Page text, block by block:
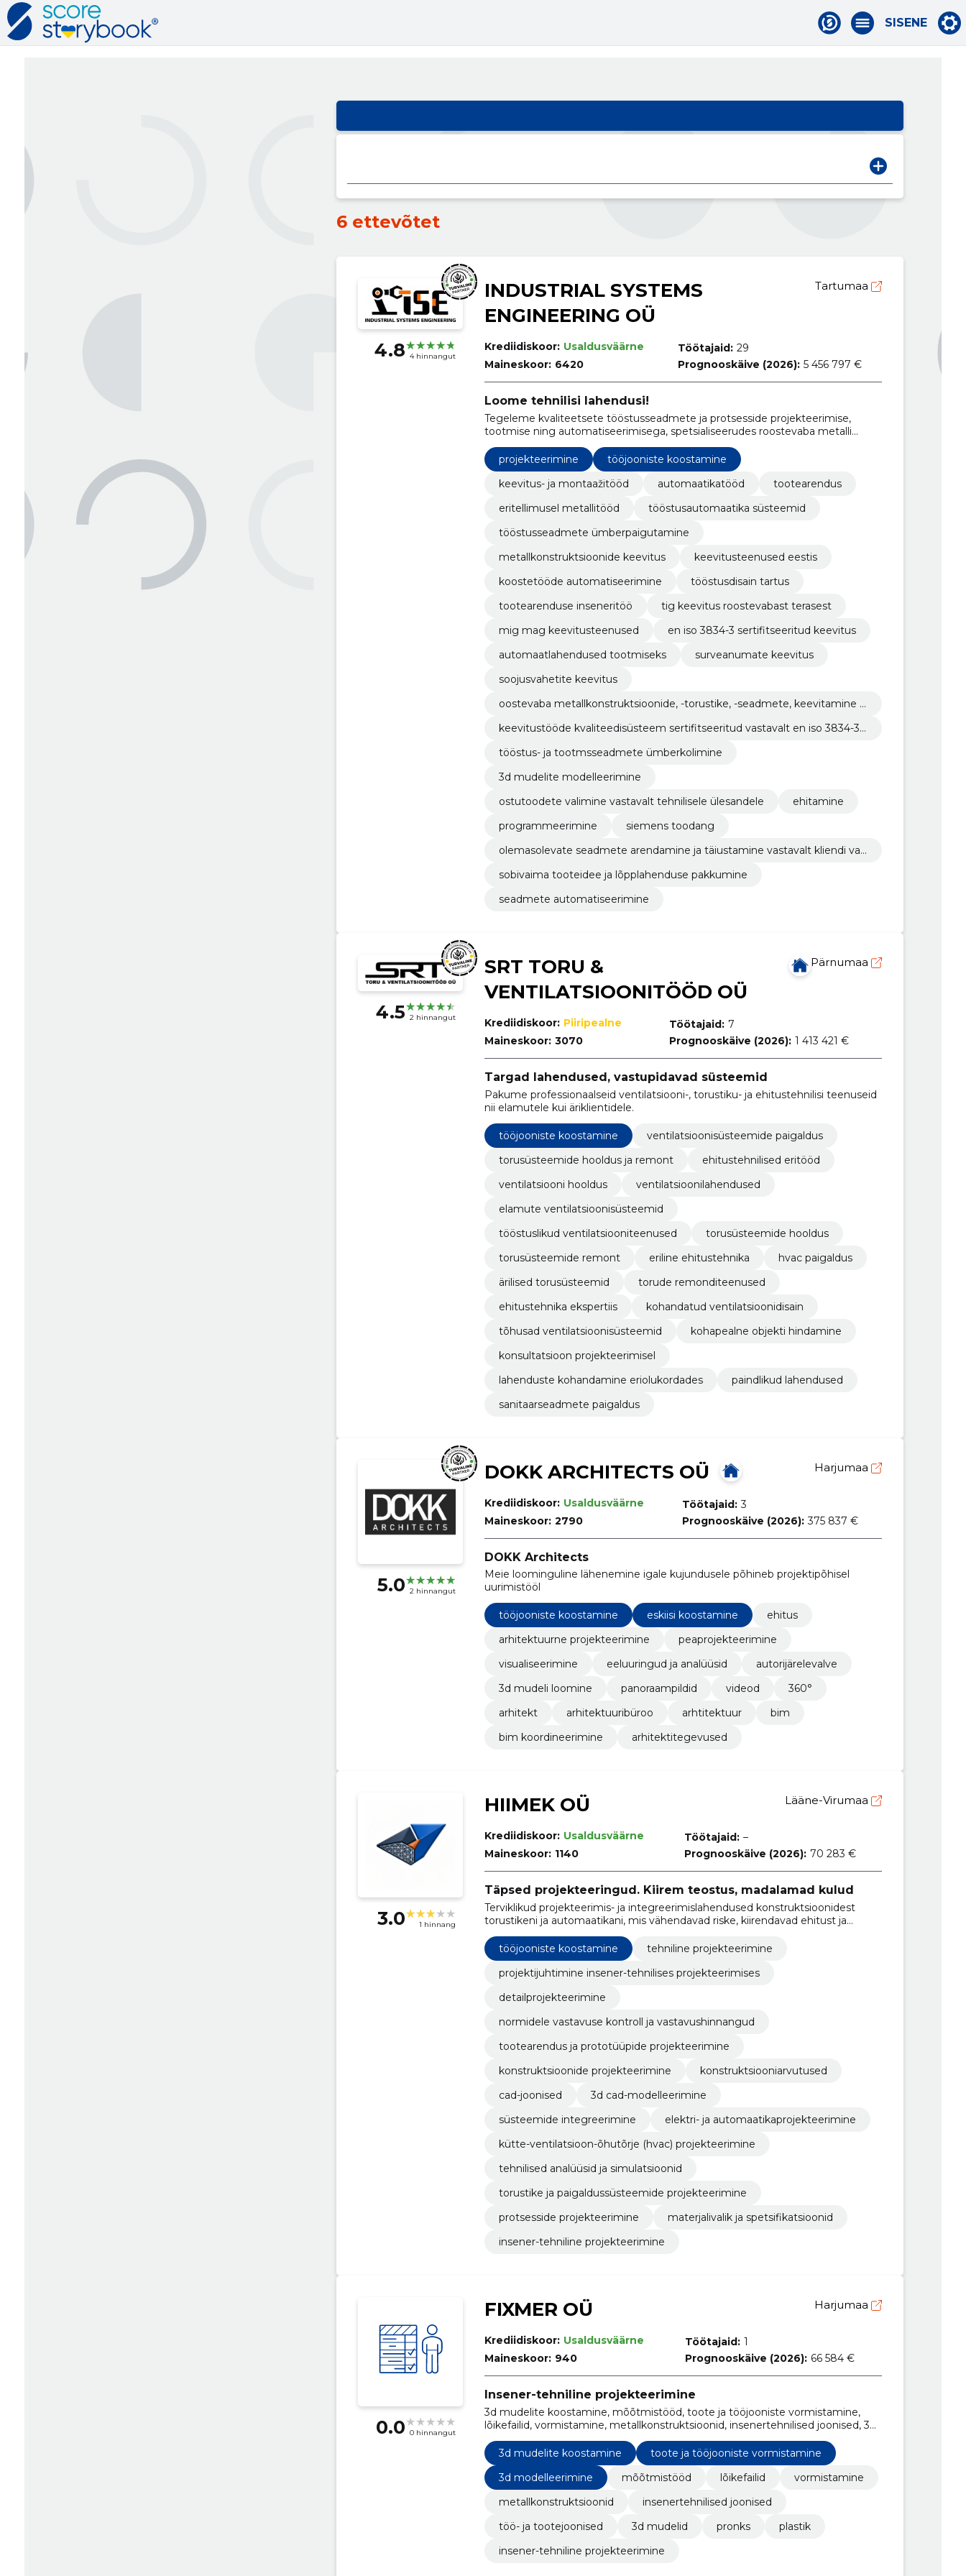
SISENE
6 ettevõtet
4.8 4 hinnangut
INDUSTRIAL SYSTEMS
ENGINEERING OÜ
Tartumaa
Krediidiskoor: Usaldusväärne
Maineskoor: 6420
Töötajaid: 29
Prognooskäive (2026): 5 456 797 €
Loome tehnilisi lahendusi!
Tegeleme kvaliteetsete tööstusseadmete ja protsesside projekteerimise,
tootmise ning automatiseerimisega, spetsialiseerudes roostevaba metalli
keevitamisele ja lõikamisele.
projekteerimine
tööjooniste koostamine
keevitus- ja montaažitööd
automaatikatööd
tootearendus
eritellimusel metallitööd
tööstusautomaatika süsteemid
tööstusseadmete ümberpaigutamine
metallkonstruktsioonide keevitus
keevitusteenused eestis
koostetööde automatiseerimine
tööstusdisain tartus
tootearenduse inseneritöö
tig keevitus roostevabast terasest
mig mag keevitusteenused
en iso 3834-3 sertifitseeritud keevitus
automaatlahendused tootmiseks
surveanumate keevitus
soojusvahetite keevitus
oostevaba metallkonstruktsioonide, -torustike, -seadmete, keevitamine ti
keevitustööde kvaliteedisüsteem sertifitseeritud vastavalt en iso 3834-3
tööstus- ja tootmsseadmete ümberkolimine
3d mudelite modelleerimine
ostutoodete valimine vastavalt tehnilisele ülesandele
ehitamine
programmeerimine
siemens toodang
olemasolevate seadmete arendamine ja täiustamine vastavalt kliendi vaj
sobivaima tooteidee ja lõpplahenduse pakkumine
seadmete automatiseerimine
4.5 2 hinnangut
SRT TORU &
VENTILATSIOONITÖÖD OÜ
Pärnumaa
Krediidiskoor: Piiripealne
Maineskoor: 3070
Töötajaid: 7
Prognooskäive (2026): 1 413 421 €
Targad lahendused, vastupidavad süsteemid
Pakume professionaalseid ventilatsiooni-, torustiku- ja ehitustehnilisi teenuseid
nii elamutele kui äriklientidele.
tööjooniste koostamine
ventilatsioonisüsteemide paigaldus
torusüsteemide hooldus ja remont
ehitustehnilised eritööd
ventilatsiooni hooldus
ventilatsioonilahendused
elamute ventilatsioonisüsteemid
tööstuslikud ventilatsiooniteenused
torusüsteemide hooldus
torusüsteemide remont
eriline ehitustehnika
hvac paigaldus
ärilised torusüsteemid
torude remonditeenused
ehitustehnika ekspertiis
kohandatud ventilatsioonidisain
tõhusad ventilatsioonisüsteemid
kohapealne objekti hindamine
konsultatsioon projekteerimisel
lahenduste kohandamine eriolukordades
paindlikud lahendused
sanitaarseadmete paigaldus
5.0 2 hinnangut
DOKK ARCHITECTS OÜ Harjumaa
Krediidiskoor: Usaldusväärne
Maineskoor: 2790
Töötajaid: 3
Prognooskäive (2026): 375 837 €
DOKK Architects
Meie loominguline lähenemine igale kujundusele põhineb projektipõhisel
uurimistööl
tööjooniste koostamine eskiisi koostamine
ehitus
arhitektuurne projekteerimine
peaprojekteerimine
visualiseerimine
eeluuringud ja analüüsid
autorijärelevalve
3d mudeli loomine
panoraampildid videod
360°
arhitekt
arhitektuuribüroo arhtitektuur
bim
bim koordineerimine
arhitektitegevused
3.0 1 hinnang
HIIMEK OÜ Lääne-Virumaa
Krediidiskoor: Usaldusväärne
Maineskoor: 1140
Töötajaid: –
Prognooskäive (2026): 70 283 €
Täpsed projekteeringud. Kiirem teostus, madalamad kulud
Terviklikud projekteerimis- ja integreerimislahendused konstruktsioonidest
torustikeni ja automaatikani, mis vähendavad riske, kiirendavad ehitust ja
optimeerivad kulusid.
tööjooniste koostamine
tehniline projekteerimine
projektijuhtimine insener-tehnilises projekteerimises
detailprojekteerimine
normidele vastavuse kontroll ja vastavushinnangud
tootearendus ja prototüüpide projekteerimine
konstruktsioonide projekteerimine
konstruktsiooniarvutused
cad-joonised
3d cad-modelleerimine
süsteemide integreerimine
elektri- ja automaatikaprojekteerimine
kütte-ventilatsioon-õhutõrje (hvac) projekteerimine
tehnilised analüüsid ja simulatsioonid
torustike ja paigaldussüsteemide projekteerimine
protsesside projekteerimine
materjalivalik ja spetsifikatsioonid
insener-tehniline projekteerimine
0.0 0 hinnangut
FIXMER OÜ Harjumaa
Krediidiskoor: Usaldusväärne
Maineskoor: 940
Töötajaid: 1
Prognooskäive (2026): 66 584 €
Insener-tehniline projekteerimine
3d mudelite koostamine, mõõtmistööd, toote ja tööjooniste vormistamine,
lõikefailid, vormistamine, metallkonstruktsioonid, insenertehnilised joonised, 3D
modelleerimine, töö- ja tootejoonised, 3d mudelid
3d mudelite koostamine
toote ja tööjooniste vormistamine
3d modelleerimine
mõõtmistööd lõikefailid
vormistamine
metallkonstruktsioonid
insenertehnilised joonised
töö- ja tootejoonised
3d mudelid pronks
plastik
insener-tehniline projekteerimine